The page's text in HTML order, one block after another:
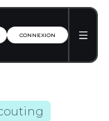
CONNEXION